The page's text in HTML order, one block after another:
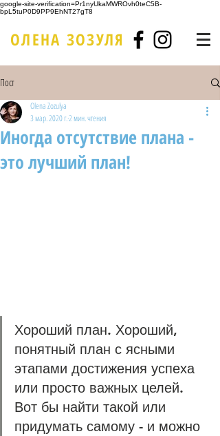
google-site-verification=Pr1nyUkaMWROvh0teC5B-
bpL5tuP0D9PP9EhNT27gT8
ОЛЕНА ЗОЗУЛЯ
Пост
Иногда отсутствие плана -
это лучший план!
Olena Zozulya
3 мар. 2020 г.2 мин. чтения
Хороший план. Хороший,
понятный план с ясными
этапами достижения успеха
или просто важных целей.
Вот бы найти такой или
придумать самому - и можно